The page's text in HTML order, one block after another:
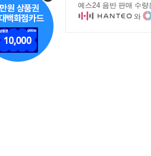
예스24 음반 판매 수량
와